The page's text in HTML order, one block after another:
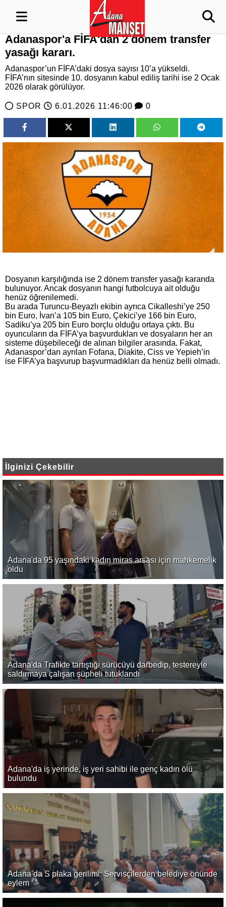
Adanaspor'a FİFA'dan 2 dönem transfer
yasağı kararı.
Adanaspor’un FİFA’daki dosya sayısı 10’a yükseldi.
FİFA’nın sitesinde 10. dosyanın kabul ediliş tarihi ise 2 Ocak
2026 olarak görülüyor.
SPOR 6.01.2026 11:46:00 0
Dosyanın karşılığında ise 2 dönem transfer yasağı kararıda
bulunuyor. Ancak dosyanın hangi futbolcuya ait olduğu
henüz öğrenilemedi.
Bu arada Turuncu-Beyazlı ekibin ayrıca Cikalleshi’ye 250
bin Euro, İvan’a 105 bin Euro, Çekici’ye 166 bin Euro,
Sadiku’ya 205 bin Euro borçlu olduğu ortaya çıktı. Bu
oyuncuların da FİFA’ya başvurdukları ve dosyaların her an
sisteme düşebileceği de alınan bilgiler arasında. Fakat,
Adanaspor’dan ayrılan Fofana, Diakite, Ciss ve Yepieh’in
ise FİFA’ya başvurup başvurmadıkları da henüz belli olmadı.
İlginizi Çekebilir
Adana'da 95 yaşındaki kadın miras arsası için mahkemelik
oldu
Adana'da Trafikte tartıştığı sürücüyü darbedip, testereyle
saldırmaya çalışan şüpheli tutuklandı
Adana'da iş yerinde, iş yeri sahibi ile genç kadın ölü
bulundu
Adana’da S plaka gerilimi: Servisçilerden belediye önünde
eylem